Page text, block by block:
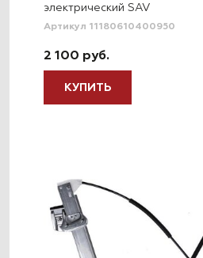
электрический SAV
Артикул 11180610400950
2 100 руб.
КУПИТЬ